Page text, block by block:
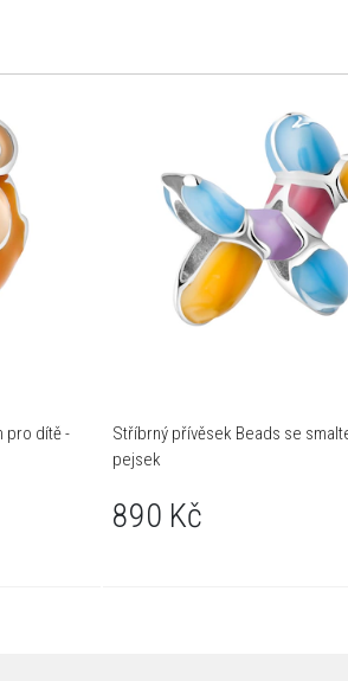
pro dítě -
Stříbrný přívěsek Beads se
pejsek
890 Kč